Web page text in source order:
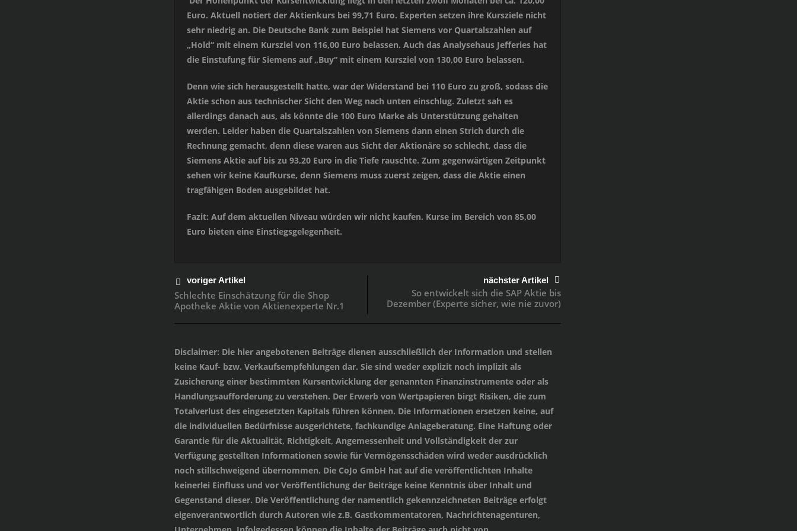
Euro. Aktuell notiert der Aktienkurs bei 99,71 Euro. Experten setzen ihre Kursziele nicht
sehr niedrig an. Die Deutsche Bank zum Beispiel hat Siemens vor Quartalszahlen auf
„Hold“ mit einem Kursziel von 116,00 Euro belassen. Auch das Analysehaus Jefferies hat
die Einstufung für Siemens auf „Buy“ mit einem Kursziel von 130,00 Euro belassen.
Denn wie sich herausgestellt hatte, war der Widerstand bei 110 Euro zu groß, sodass die
Aktie schon aus technischer Sicht den Weg nach unten einschlug. Zuletzt sah es
allerdings danach aus, als könnte die 100 Euro Marke als Unterstützung gehalten
werden. Leider haben die Quartalszahlen von Siemens dann einen Strich durch die
Rechnung gemacht, denn diese waren aus Sicht der Aktionäre so schlecht, dass die
Siemens Aktie auf bis zu 93,20 Euro in die Tiefe rauschte. Zum gegenwärtigen Zeitpunkt
sehen wir keine Kaufkurse, denn Siemens muss zuerst zeigen, dass die Aktie einen
tragfähigen Boden ausgebildet hat.
Fazit: Auf dem aktuellen Niveau würden wir nicht kaufen. Kurse im Bereich von 85,00
Euro bieten eine Einstiegsgelegenheit.
voriger Artikel
Schlechte Einschätzung für die Shop
Apotheke Aktie von Aktienexperte Nr.1
nächster Artikel
So entwickelt sich die SAP Aktie bis
Dezember (Experte sicher, wie nie zuvor)
Disclaimer: Die hier angebotenen Beiträge dienen ausschließlich der Information und stellen
keine Kauf- bzw. Verkaufsempfehlungen dar. Sie sind weder explizit noch implizit als
Zusicherung einer bestimmten Kursentwicklung der genannten Finanzinstrumente oder als
Handlungsaufforderung zu verstehen. Der Erwerb von Wertpapieren birgt Risiken, die zum
Totalverlust des eingesetzten Kapitals führen können. Die Informationen ersetzen keine, auf
die individuellen Bedürfnisse ausgerichtete, fachkundige Anlageberatung. Eine Haftung oder
Garantie für die Aktualität, Richtigkeit, Angemessenheit und Vollständigkeit der zur
Verfügung gestellten Informationen sowie für Vermögensschäden wird weder ausdrücklich
noch stillschweigend übernommen. Die CoJo GmbH hat auf die veröffentlichten Inhalte
keinerlei Einfluss und vor Veröffentlichung der Beiträge keine Kenntnis über Inhalt und
Gegenstand dieser. Die Veröffentlichung der namentlich gekennzeichneten Beiträge erfolgt
eigenverantwortlich durch Autoren wie z.B. Gastkommentatoren, Nachrichtenagenturen,